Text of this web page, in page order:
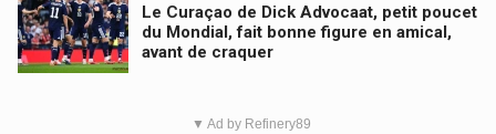
Le Curaçao de Dick Advocaat, petit poucet
du Mondial, fait bonne figure en amical,
avant de craquer
▼ Ad by Refinery89